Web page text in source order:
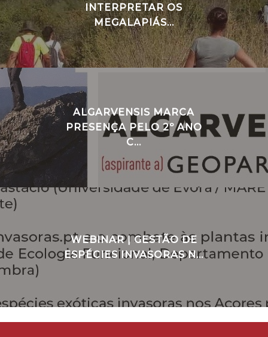
INTERPRETAR OS
MEGALAPIÁS...
ALGARVENSIS MARCA
PRESENÇA PELO 2º ANO
C...
WEBINAR ǀ GESTÃO DE
ESPÉCIES INVASORAS N...